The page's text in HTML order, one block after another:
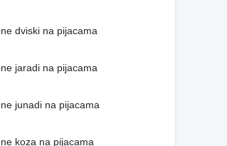
dviski na pijacama
jaradi na pijacama
junadi na pijacama
koza na pijacama